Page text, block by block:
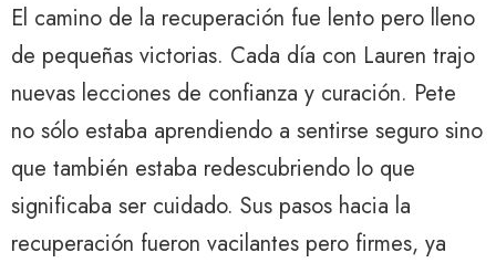
El camino de la recuperación fue lento pero lleno
de pequeñas victorias. Cada día con Lauren trajo
nuevas lecciones de confianza y curación. Pete
no sólo estaba aprendiendo a sentirse seguro sino
que también estaba redescubriendo lo que
significaba ser cuidado. Sus pasos hacia la
recuperación fueron vacilantes pero firmes, ya